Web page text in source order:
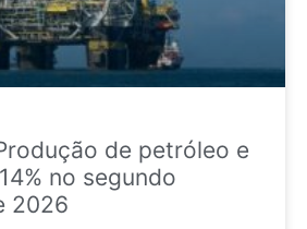
de petróleo e
no segundo
2026